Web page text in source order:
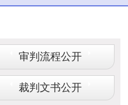
审判流程公开
裁判文书公开